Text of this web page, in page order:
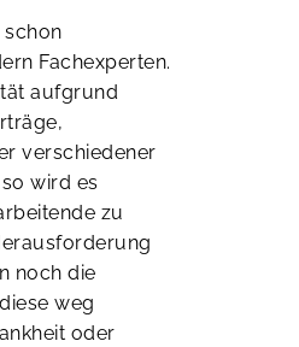
schon
Fachexperten.
aufgrund
verschiedener
wird es
zu
noch die
weg
oder